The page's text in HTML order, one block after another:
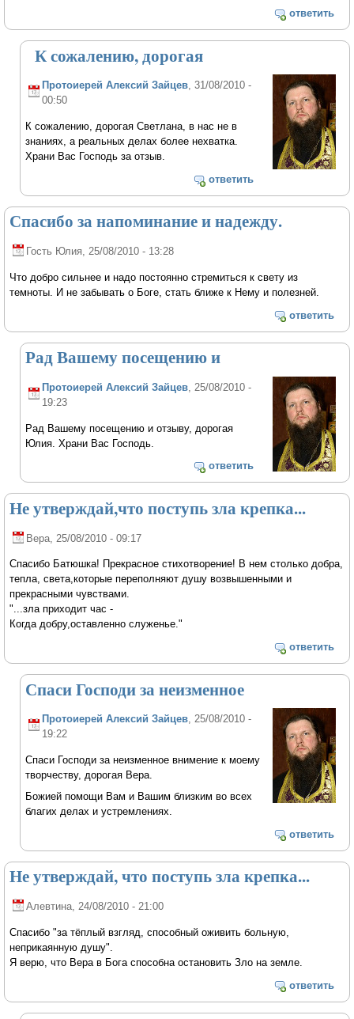
ответить
К сожалению, дорогая
Протоиерей Алексий Зайцев, 31/08/2010 -
00:50
К сожалению, дорогая Светлана, в нас не в
знаниях, а реальных делах более нехватка.
Храни Вас Господь за отзыв.
ответить
Спасибо за напоминание и надежду.
Гость Юлия, 25/08/2010 - 13:28
Что добро сильнее и надо постоянно стремиться к свету из
темноты. И не забывать о Боге, стать ближе к Нему и полезней.
ответить
Рад Вашему посещению и
Протоиерей Алексий Зайцев , 25/08/2010 -
19:23
Рад Вашему посещению и отзыву, дорогая
Юлия. Храни Вас Господь.
ответить
Не утверждай,что поступь зла крепка...
Вера , 25/08/2010 - 09:17
Спасибо Батюшка! Прекрасное стихотворение! В нем столько добра,
тепла, света,которые переполняют душу возвышенными и
прекрасными чувствами.
"...зла приходит час -
Когда добру,оставленно служенье."
ответить
Спаси Господи за неизменное
Протоиерей Алексий Зайцев, 25/08/2010 -
19:22
Спаси Господи за неизменное внимение к моему
творчеству, дорогая Вера.
Божией помощи Вам и Вашим близким во всех
благих делах и устремлениях.
ответить
Не утверждай, что поступь зла крепка...
Алевтина, 24/08/2010 - 21:00
Спасибо "за тёплый взгляд, способный оживить больную,
неприкаянную душу".
Я верю, что Вера в Бога способна остановить Зло на земле.
ответить